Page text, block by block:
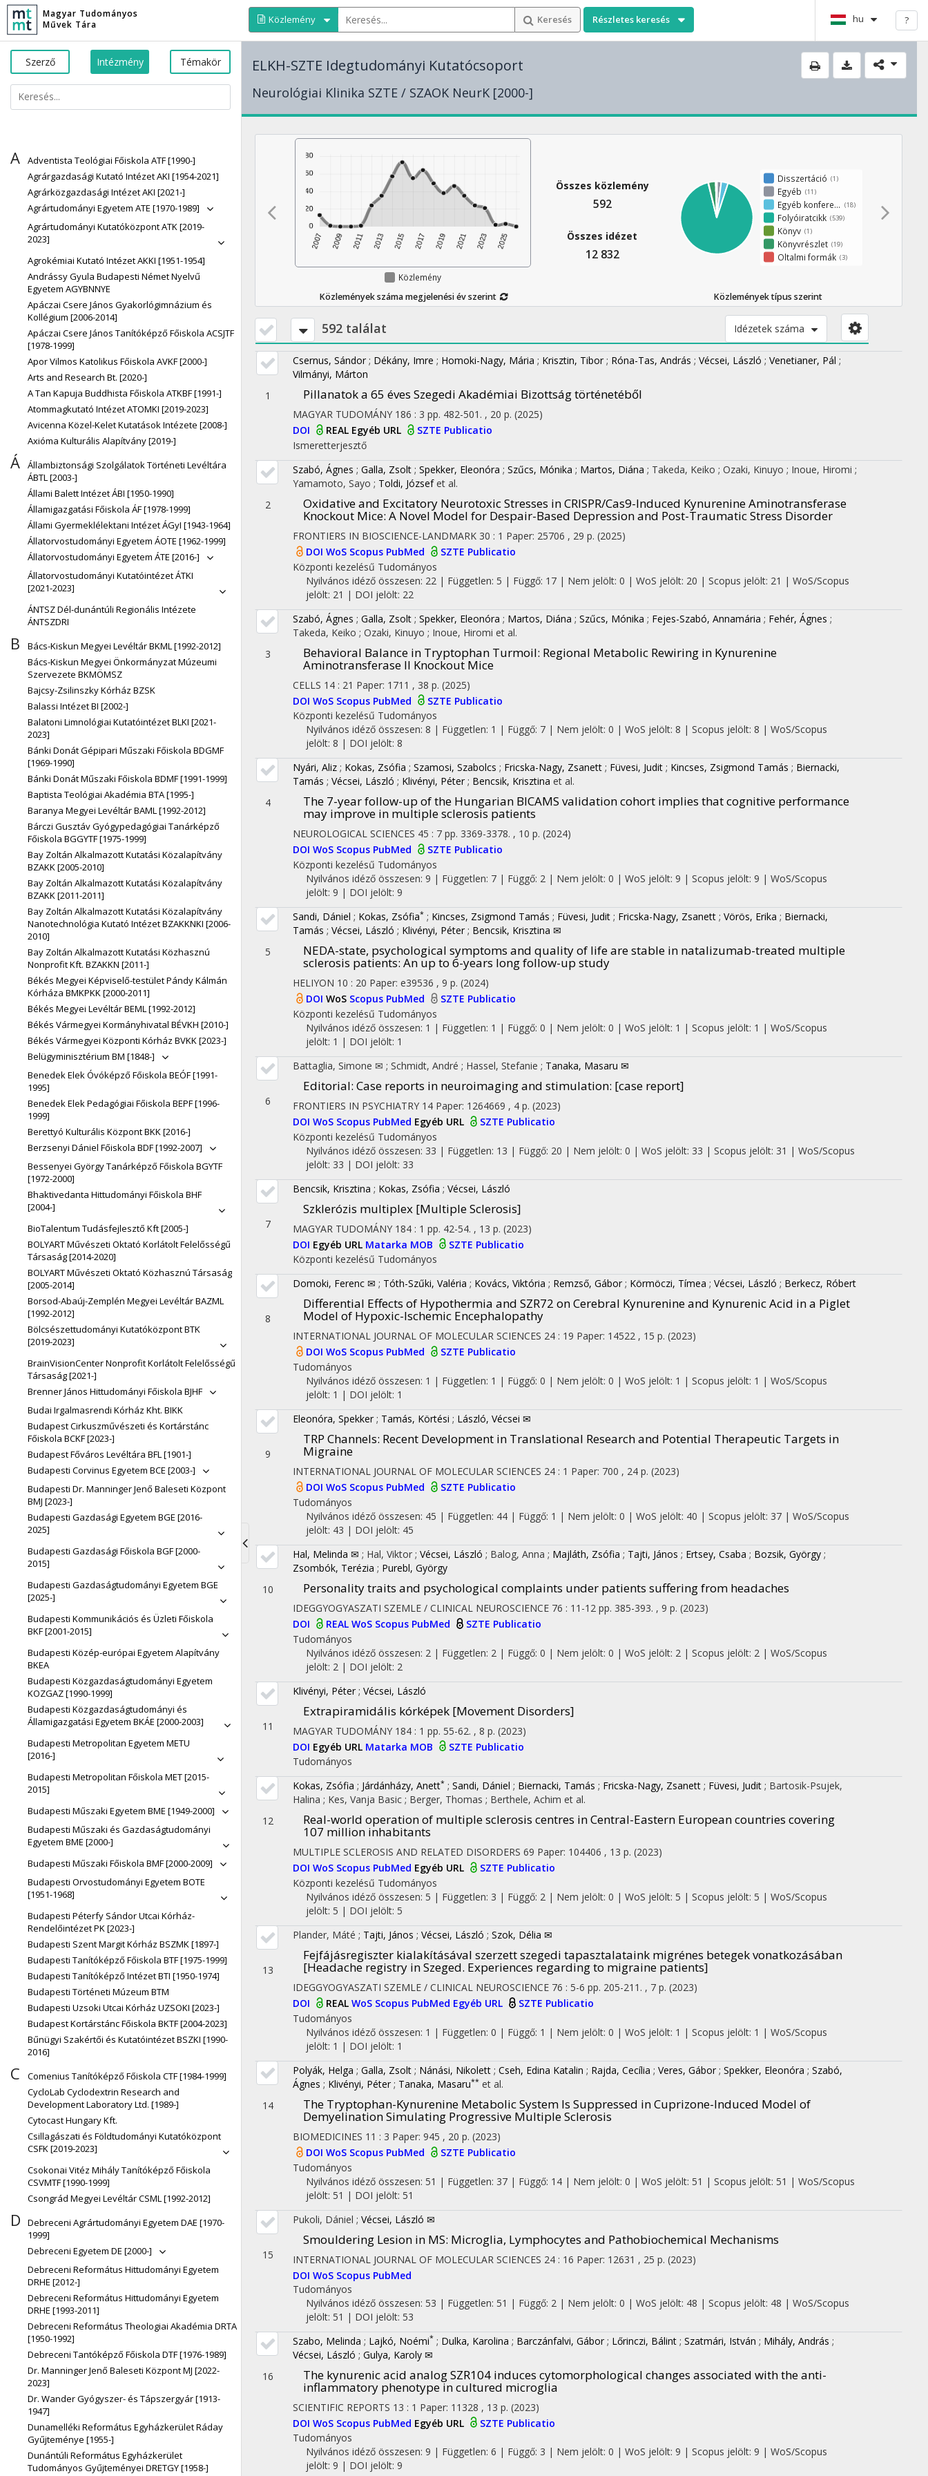
Toggle
navigation
Magyar Tudományos
Művek Tára
Közlemény Keresés Részletes keresés hu ?
Szerző Intézmény Témakör
A
Adventista Teológiai Főiskola ATF [1990-]
Agrárgazdasági Kutató Intézet AKI [1954-2021]
Agrárközgazdasági Intézet AKI [2021-]
Agrártudományi Egyetem ATE [1970-1989]
Agrártudományi Kutatóközpont ATK [2019-
2023]
Agrokémiai Kutató Intézet AKKI [1951-1954]
Andrássy Gyula Budapesti Német Nyelvű
Egyetem AGYBNNYE
Apáczai Csere János Gyakorlógimnázium és
Kollégium [2006-2014]
Apáczai Csere János Tanítóképző Főiskola ACSJTF
[1978-1999]
Apor Vilmos Katolikus Főiskola AVKF [2000-]
Arts and Research Bt. [2020-]
A Tan Kapuja Buddhista Főiskola ATKBF [1991-]
Atommagkutató Intézet ATOMKI [2019-2023]
Avicenna Közel-Kelet Kutatások Intézete [2008-]
Axióma Kulturális Alapítvány [2019-]
Á
Állambiztonsági Szolgálatok Történeti Levéltára
ÁBTL [2003-]
Állami Balett Intézet ÁBI [1950-1990]
Államigazgatási Főiskola ÁF [1978-1999]
Állami Gyermeklélektani Intézet ÁGyI [1943-1964]
Állatorvostudományi Egyetem ÁOTE [1962-1999]
Állatorvostudományi Egyetem ÁTE [2016-]
Állatorvostudományi Kutatóintézet ÁTKI
[2021-2023]
ÁNTSZ Dél-dunántúli Regionális Intézete
ÁNTSZDRI
B
Bács-Kiskun Megyei Levéltár BKML [1992-2012]
Bács-Kiskun Megyei Önkormányzat Múzeumi
Szervezete BKMÖMSZ
Bajcsy-Zsilinszky Kórház BZSK
Balassi Intézet BI [2002-]
Balatoni Limnológiai Kutatóintézet BLKI [2021-
2023]
Bánki Donát Gépipari Műszaki Főiskola BDGMF
[1969-1990]
Bánki Donát Műszaki Főiskola BDMF [1991-1999]
Baptista Teológiai Akadémia BTA [1995-]
Baranya Megyei Levéltár BAML [1992-2012]
Bárczi Gusztáv Gyógypedagógiai Tanárképző
Főiskola BGGYTF [1975-1999]
Bay Zoltán Alkalmazott Kutatási Közalapítvány
BZAKK [2005-2010]
Bay Zoltán Alkalmazott Kutatási Közalapítvány
BZAKK [2011-2011]
Bay Zoltán Alkalmazott Kutatási Közalapítvány
Nanotechnológia Kutató Intézet BZAKKNKI [2006-
2010]
Bay Zoltán Alkalmazott Kutatási Közhasznú
Nonprofit Kft. BZAKKN [2011-]
Békés Megyei Képviselő-testület Pándy Kálmán
Kórháza BMKPKK [2000-2011]
Békés Megyei Levéltár BEML [1992-2012]
Békés Vármegyei Kormányhivatal BÉVKH [2010-]
Békés Vármegyei Központi Kórház BVKK [2023-]
Belügyminisztérium BM [1848-]
Benedek Elek Óvóképző Főiskola BEÓF [1991-
1995]
Benedek Elek Pedagógiai Főiskola BEPF [1996-
1999]
Berettyó Kulturális Központ BKK [2016-]
Berzsenyi Dániel Főiskola BDF [1992-2007]
Bessenyei György Tanárképző Főiskola BGYTF
[1972-2000]
Bhaktivedanta Hittudományi Főiskola BHF
[2004-]
BioTalentum Tudásfejlesztő Kft [2005-]
BOLYART Művészeti Oktató Korlátolt Felelősségű
Társaság [2014-2020]
BOLYART Művészeti Oktató Közhasznú Társaság
[2005-2014]
Borsod-Abaúj-Zemplén Megyei Levéltár BAZML
[1992-2012]
Bölcsészettudományi Kutatóközpont BTK
[2019-2023]
BrainVisionCenter Nonprofit Korlátolt Felelősségű
Társaság [2021-]
Brenner János Hittudományi Főiskola BJHF
Budai Irgalmasrendi Kórház Kht. BIKK
Budapest Cirkuszművészeti és Kortárstánc
Főiskola BCKF [2023-]
Budapest Főváros Levéltára BFL [1901-]
Budapesti Corvinus Egyetem BCE [2003-]
Budapesti Dr. Manninger Jenő Baleseti Központ
BMJ [2023-]
Budapesti Gazdasági Egyetem BGE [2016-
2025]
Budapesti Gazdasági Főiskola BGF [2000-
2015]
Budapesti Gazdaságtudományi Egyetem BGE
[2025-]
Budapesti Kommunikációs és Üzleti Főiskola
BKF [2001-2015]
Budapesti Közép-európai Egyetem Alapítvány
BKEA
Budapesti Közgazdaságtudományi Egyetem
KOZGAZ [1990-1999]
Budapesti Közgazdaságtudományi és
Államigazgatási Egyetem BKÁE [2000-2003]
Budapesti Metropolitan Egyetem METU
[2016-]
Budapesti Metropolitan Főiskola MET [2015-
2015]
Budapesti Műszaki Egyetem BME [1949-2000]
Budapesti Műszaki és Gazdaságtudományi
Egyetem BME [2000-]
Budapesti Műszaki Főiskola BMF [2000-2009]
Budapesti Orvostudományi Egyetem BOTE
[1951-1968]
Budapesti Péterfy Sándor Utcai Kórház-
Rendelőintézet PK [2023-]
Budapesti Szent Margit Kórház BSZMK [1897-]
Budapesti Tanítóképző Főiskola BTF [1975-1999]
Budapesti Tanítóképző Intézet BTI [1950-1974]
Budapesti Történeti Múzeum BTM
Budapesti Uzsoki Utcai Kórház UZSOKI [2023-]
Budapest Kortárstánc Főiskola BKTF [2004-2023]
Bűnügyi Szakértői és Kutatóintézet BSZKI [1990-
2016]
C
Comenius Tanítóképző Főiskola CTF [1984-1999]
CycloLab Cyclodextrin Research and
Development Laboratory Ltd. [1989-]
Cytocast Hungary Kft.
Csillagászati és Földtudományi Kutatóközpont
CSFK [2019-2023]
Csokonai Vitéz Mihály Tanítóképző Főiskola
CSVMTF [1990-1999]
Csongrád Megyei Levéltár CSML [1992-2012]
D
Debreceni Agrártudományi Egyetem DAE [1970-
1999]
Debreceni Egyetem DE [2000-]
Debreceni Református Hittudományi Egyetem
DRHE [2012-]
Debreceni Református Hittudományi Egyetem
DRHE [1993-2011]
Debreceni Református Theologiai Akadémia DRTA
[1950-1992]
Debreceni Tantóképző Főiskola DTF [1976-1989]
Dr. Manninger Jenő Baleseti Központ MJ [2022-
2023]
Dr. Wander Gyógyszer- és Tápszergyár [1913-
1947]
Dunamelléki Református Egyházkerület Ráday
Gyűjteménye [1955-]
Dunántúli Református Egyházkerület
Tudományos Gyűjteményei DRETGY [1958-]
ELKH-SZTE Idegtudományi Kutatócsoport
Neurológiai Klinika SZTE / SZAOK NeurK [2000-]
Közlemény
Közlemények száma megjelenési év szerint
Összes közlemény
592
Összes idézet
12 832
Disszertáció (1)
Egyéb (11)
(18)
Folyóiratcikk (539)
Könyv (1)
Könyvrészlet (19)
Oltalmi formák (3)
Közlemények típus szerint
592 találat Idézetek száma
1
Csernus, Sándor ; Dékány, Imre ; Homoki-Nagy, Mária ; Krisztin, Tibor ; Róna-Tas, András ; Vécsei, László ; Venetianer, Pál ;
Vilmányi, Márton
Pillanatok a 65 éves Szegedi Akadémiai Bizottság történetéből
MAGYAR TUDOMÁNY 186 : 3 pp. 482-501. , 20 p. (2025)
DOI
REAL Egyéb URL
SZTE Publicatio
Ismeretterjesztő
2
Szabó, Ágnes ; Galla, Zsolt ; Spekker, Eleonóra ; Szűcs, Mónika ; Martos, Diána ; Takeda, Keiko ; Ozaki, Kinuyo ; Inoue, Hiromi ;
Yamamoto, Sayo ; Toldi, József et al.
Oxidative and Excitatory Neurotoxic Stresses in CRISPR/Cas9-Induced Kynurenine Aminotransferase
Knockout Mice: A Novel Model for Despair-Based Depression and Post-Traumatic Stress Disorder
FRONTIERS IN BIOSCIENCE-LANDMARK 30 : 1 Paper: 25706 , 29 p. (2025)
DOI WoS Scopus PubMed
SZTE Publicatio
Központi kezelésű Tudományos
Nyilvános idéző összesen: 22 | Független: 5 | Függő: 17 | Nem jelölt: 0 | WoS jelölt: 20 | Scopus jelölt: 21 | WoS/Scopus
jelölt: 21 | DOI jelölt: 22
3
Szabó, Ágnes ; Galla, Zsolt ; Spekker, Eleonóra ; Martos, Diána ; Szűcs, Mónika ; Fejes-Szabó, Annamária ; Fehér, Ágnes ;
Takeda, Keiko ; Ozaki, Kinuyo ; Inoue, Hiromi et al.
Behavioral Balance in Tryptophan Turmoil: Regional Metabolic Rewiring in Kynurenine
Aminotransferase II Knockout Mice
CELLS 14 : 21 Paper: 1711 , 38 p. (2025)
DOI WoS Scopus PubMed
SZTE Publicatio
Központi kezelésű Tudományos
Nyilvános idéző összesen: 8 | Független: 1 | Függő: 7 | Nem jelölt: 0 | WoS jelölt: 8 | Scopus jelölt: 8 | WoS/Scopus
jelölt: 8 | DOI jelölt: 8
4
Nyári, Aliz ; Kokas, Zsófia ; Szamosi, Szabolcs ; Fricska-Nagy, Zsanett ; Füvesi, Judit ; Kincses, Zsigmond Tamás ; Biernacki,
Tamás ; Vécsei, László ; Klivényi, Péter ; Bencsik, Krisztina et al.
The 7-year follow-up of the Hungarian BICAMS validation cohort implies that cognitive performance
may improve in multiple sclerosis patients
NEUROLOGICAL SCIENCES 45 : 7 pp. 3369-3378. , 10 p. (2024)
DOI WoS Scopus PubMed
SZTE Publicatio
Központi kezelésű Tudományos
Nyilvános idéző összesen: 9 | Független: 7 | Függő: 2 | Nem jelölt: 0 | WoS jelölt: 9 | Scopus jelölt: 9 | WoS/Scopus
jelölt: 9 | DOI jelölt: 9
5
Sandi, Dániel ; Kokas, Zsófia* ; Kincses, Zsigmond Tamás ; Füvesi, Judit ; Fricska-Nagy, Zsanett ; Vörös, Erika ; Biernacki,
Tamás ; Vécsei, László ; Klivényi, Péter ; Bencsik, Krisztina ✉
NEDA-state, psychological symptoms and quality of life are stable in natalizumab-treated multiple
sclerosis patients: An up to 6-years long follow-up study
HELIYON 10 : 20 Paper: e39536 , 9 p. (2024)
DOI WoS Scopus PubMed
SZTE Publicatio
Központi kezelésű Tudományos
Nyilvános idéző összesen: 1 | Független: 1 | Függő: 0 | Nem jelölt: 0 | WoS jelölt: 1 | Scopus jelölt: 1 | WoS/Scopus
jelölt: 1 | DOI jelölt: 1
6
Battaglia, Simone ✉ ; Schmidt, André ; Hassel, Stefanie ; Tanaka, Masaru ✉
Editorial: Case reports in neuroimaging and stimulation: [case report]
FRONTIERS IN PSYCHIATRY 14 Paper: 1264669 , 4 p. (2023)
DOI WoS Scopus PubMed Egyéb URL
SZTE Publicatio
Központi kezelésű Tudományos
Nyilvános idéző összesen: 33 | Független: 13 | Függő: 20 | Nem jelölt: 0 | WoS jelölt: 33 | Scopus jelölt: 31 | WoS/Scopus
jelölt: 33 | DOI jelölt: 33
7
Bencsik, Krisztina ; Kokas, Zsófia ; Vécsei, László
Szklerózis multiplex [Multiple Sclerosis]
MAGYAR TUDOMÁNY 184 : 1 pp. 42-54. , 13 p. (2023)
DOI Egyéb URL Matarka MOB
SZTE Publicatio
Központi kezelésű Tudományos
8
Domoki, Ferenc ✉ ; Tóth-Szűki, Valéria ; Kovács, Viktória ; Remzső, Gábor ; Körmöczi, Tímea ; Vécsei, László ; Berkecz, Róbert
Differential Effects of Hypothermia and SZR72 on Cerebral Kynurenine and Kynurenic Acid in a Piglet
Model of Hypoxic-Ischemic Encephalopathy
INTERNATIONAL JOURNAL OF MOLECULAR SCIENCES 24 : 19 Paper: 14522 , 15 p. (2023)
DOI WoS Scopus PubMed
SZTE Publicatio
Tudományos
Nyilvános idéző összesen: 1 | Független: 1 | Függő: 0 | Nem jelölt: 0 | WoS jelölt: 1 | Scopus jelölt: 1 | WoS/Scopus
jelölt: 1 | DOI jelölt: 1
9
Eleonóra, Spekker ; Tamás, Körtési ; László, Vécsei ✉
TRP Channels: Recent Development in Translational Research and Potential Therapeutic Targets in
Migraine
INTERNATIONAL JOURNAL OF MOLECULAR SCIENCES 24 : 1 Paper: 700 , 24 p. (2023)
DOI WoS Scopus PubMed
SZTE Publicatio
Tudományos
Nyilvános idéző összesen: 45 | Független: 44 | Függő: 1 | Nem jelölt: 0 | WoS jelölt: 40 | Scopus jelölt: 37 | WoS/Scopus
jelölt: 43 | DOI jelölt: 45
10
Hal, Melinda ✉ ; Hal, Viktor ; Vécsei, László ; Balog, Anna ; Majláth, Zsófia ; Tajti, János ; Ertsey, Csaba ; Bozsik, György ;
Zsombók, Terézia ; Purebl, György
Personality traits and psychological complaints under patients suffering from headaches
IDEGGYOGYASZATI SZEMLE / CLINICAL NEUROSCIENCE 76 : 11-12 pp. 385-393. , 9 p. (2023)
DOI
REAL WoS Scopus PubMed
SZTE Publicatio
Tudományos
Nyilvános idéző összesen: 2 | Független: 2 | Függő: 0 | Nem jelölt: 0 | WoS jelölt: 2 | Scopus jelölt: 2 | WoS/Scopus
jelölt: 2 | DOI jelölt: 2
11
Klivényi, Péter ; Vécsei, László
Extrapiramidális kórképek [Movement Disorders]
MAGYAR TUDOMÁNY 184 : 1 pp. 55-62. , 8 p. (2023)
DOI Egyéb URL Matarka MOB
SZTE Publicatio
Tudományos
12
Kokas, Zsófia ; Járdánházy, Anett* ; Sandi, Dániel ; Biernacki, Tamás ; Fricska-Nagy, Zsanett ; Füvesi, Judit ; Bartosik-Psujek,
Halina ; Kes, Vanja Basic ; Berger, Thomas ; Berthele, Achim et al.
Real-world operation of multiple sclerosis centres in Central-Eastern European countries covering
107 million inhabitants
MULTIPLE SCLEROSIS AND RELATED DISORDERS 69 Paper: 104406 , 13 p. (2023)
DOI WoS Scopus PubMed Egyéb URL
SZTE Publicatio
Központi kezelésű Tudományos
Nyilvános idéző összesen: 5 | Független: 3 | Függő: 2 | Nem jelölt: 0 | WoS jelölt: 5 | Scopus jelölt: 5 | WoS/Scopus
jelölt: 5 | DOI jelölt: 5
13
Plander, Máté ; Tajti, János ; Vécsei, László ; Szok, Délia ✉
Fejfájásregiszter kialakításával szerzett szegedi tapasztalataink migrénes betegek vonatkozásában
[Headache registry in Szeged. Experiences regarding to migraine patients]
IDEGGYOGYASZATI SZEMLE / CLINICAL NEUROSCIENCE 76 : 5-6 pp. 205-211. , 7 p. (2023)
DOI
REAL WoS Scopus PubMed Egyéb URL
SZTE Publicatio
Tudományos
Nyilvános idéző összesen: 1 | Független: 0 | Függő: 1 | Nem jelölt: 0 | WoS jelölt: 1 | Scopus jelölt: 1 | WoS/Scopus
jelölt: 1 | DOI jelölt: 1
14
Polyák, Helga ; Galla, Zsolt ; Nánási, Nikolett ; Cseh, Edina Katalin ; Rajda, Cecília ; Veres, Gábor ; Spekker, Eleonóra ; Szabó,
Ágnes ; Klivényi, Péter ; Tanaka, Masaru** et al.
The Tryptophan-Kynurenine Metabolic System Is Suppressed in Cuprizone-Induced Model of
Demyelination Simulating Progressive Multiple Sclerosis
BIOMEDICINES 11 : 3 Paper: 945 , 20 p. (2023)
DOI WoS Scopus PubMed
SZTE Publicatio
Tudományos
Nyilvános idéző összesen: 51 | Független: 37 | Függő: 14 | Nem jelölt: 0 | WoS jelölt: 51 | Scopus jelölt: 51 | WoS/Scopus
jelölt: 51 | DOI jelölt: 51
15
Pukoli, Dániel ; Vécsei, László ✉
Smouldering Lesion in MS: Microglia, Lymphocytes and Pathobiochemical Mechanisms
INTERNATIONAL JOURNAL OF MOLECULAR SCIENCES 24 : 16 Paper: 12631 , 25 p. (2023)
DOI WoS Scopus PubMed
Tudományos
Nyilvános idéző összesen: 53 | Független: 51 | Függő: 2 | Nem jelölt: 0 | WoS jelölt: 48 | Scopus jelölt: 48 | WoS/Scopus
jelölt: 51 | DOI jelölt: 53
16
Szabo, Melinda ; Lajkó, Noémi* ; Dulka, Karolina ; Barczánfalvi, Gábor ; Lőrinczi, Bálint ; Szatmári, István ; Mihály, András ;
Vécsei, László ; Gulya, Karoly ✉
The kynurenic acid analog SZR104 induces cytomorphological changes associated with the anti-
inflammatory phenotype in cultured microglia
SCIENTIFIC REPORTS 13 : 1 Paper: 11328 , 13 p. (2023)
DOI WoS Scopus PubMed Egyéb URL
SZTE Publicatio
Tudományos
Nyilvános idéző összesen: 9 | Független: 6 | Függő: 3 | Nem jelölt: 0 | WoS jelölt: 9 | Scopus jelölt: 9 | WoS/Scopus
jelölt: 9 | DOI jelölt: 9